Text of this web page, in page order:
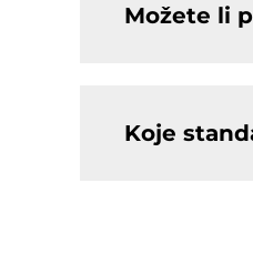
Možete li
Koje